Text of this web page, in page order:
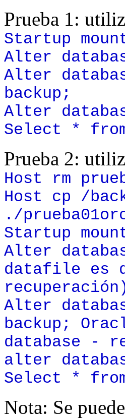
Prueba 1:
Startup
Alter
Alter
backup;
Alter
Select *
Prueba 2:
Host rm
Host cp /
./
Startup
Alter
datafile es
Alter
backup;
database -
alter
Select *
Nota: Se